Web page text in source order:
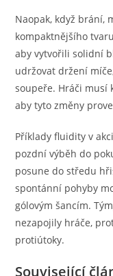
Naopak, když brání,
kompaktnějšího
aby vytvořili solidní
udržovat držení
soupeře. Hráči musí
aby tyto změny
Příklady fluidity v
pozdní výběh do
posune do středu
spontánní pohyby
gólovým šancím.
nezapojily hráče,
protiútoky.
Související